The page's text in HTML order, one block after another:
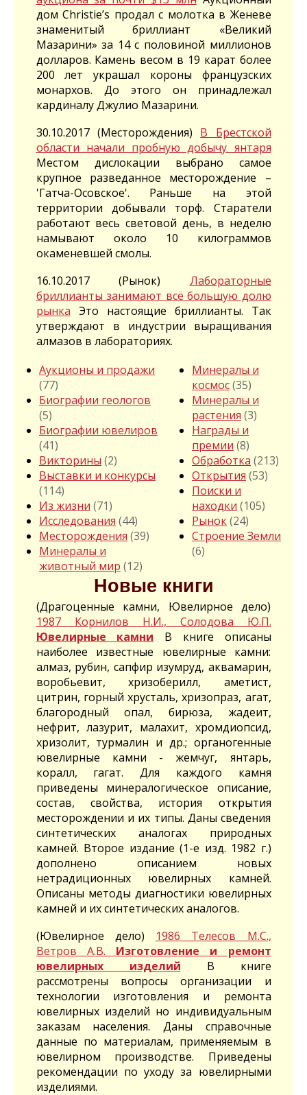
дом Christie’s продал с молотка в Женеве
знаменитый бриллиант «Великий
Мазарини» за 14 с половиной миллионов
долларов. Камень весом в 19 карат более
200 лет украшал короны французских
монархов. До этого он принадлежал
кардиналу Джулио Мазарини.
30.10.2017 (Месторождения) В Брестской
области начали пробную добычу янтаря
Местом дислокации выбрано самое
крупное разведанное месторождение –
'Гатча-Осовское'. Раньше на этой
территории добывали торф. Старатели
работают весь световой день, в неделю
намывают около 10 килограммов
окаменевшей смолы.
16.10.2017 (Рынок) Лабораторные
бриллианты занимают всё большую долю
рынка Это настоящие бриллианты. Так
утверждают в индустрии выращивания
алмазов в лабораториях.
Аукционы и продажи
(77)
Биографии геологов
(5)
Биографии ювелиров
(41)
Викторины (2)
Выставки и конкурсы
(114)
Из жизни (71)
Исследования (44)
Месторождения (39)
Минералы и
животный мир (12)
Минералы и
космос(35)
Минералы и
растения (3)
Награды и
премии (8)
Обработка (213)
Открытия (53)
Поиски и
находки (105)
Рынок(24)
Строение Земли
(6)
Новые книги
(Драгоценные камни, Ювелирное дело)
1987 Корнилов Н.И., Солодова Ю.П.
Ювелирные камни В книге описаны
наиболее известные ювелирные камни:
алмаз, рубин, сапфир изумруд, аквамарин,
воробьевит, хризоберилл, аметист,
цитрин, горный хрусталь, хризопраз, агат,
благородный опал, бирюза, жадеит,
нефрит, лазурит, малахит, хромдиопсид,
хризолит, турмалин и др.; органогенные
ювелирные камни - жемчуг, янтарь,
коралл, гагат. Для каждого камня
приведены минералогическое описание,
состав, свойства, история открытия
месторождении и их типы. Даны сведения
синтетических аналогах природных
камней. Второе издание (1-е изд. 1982 г.)
дополнено описанием новых
нетрадиционных ювелирных камней.
Описаны методы диагностики ювелирных
камней и их синтетических аналогов.
(Ювелирное дело) 1986 Телесов М.С.,
Ветров А.В. Изготовление и ремонт
ювелирных изделий В книге
рассмотрены вопросы организации и
технологии изготовления и ремонта
ювелирных изделий но индивидуальным
заказам населения. Даны справочные
данные по материалам, применяемым в
ювелирном производстве. Приведены
рекомендации по уходу за ювелирными
изделиями.